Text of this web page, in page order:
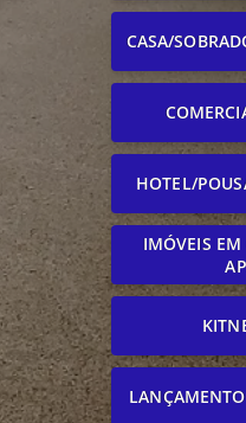
CASA/
HOTEL/
IMÓVEIS EM